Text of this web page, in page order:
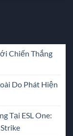
Chiến Thắng
Do Phát Hiện
Tại ESL One: